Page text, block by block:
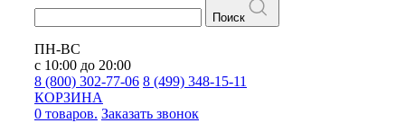
Поиск
ПН-ВС
с 10:00 до 20:00
8 (800) 302-77-06 8 (499) 348-15-11
КОРЗИНА
0 товаров. Заказать звонок